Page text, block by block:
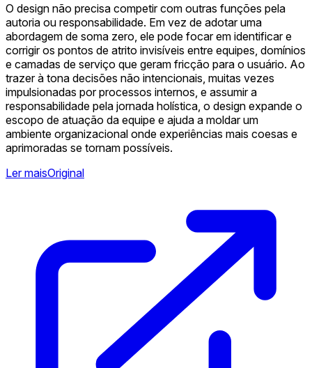
O design não precisa competir com outras funções pela
autoria ou responsabilidade. Em vez de adotar uma
abordagem de soma zero, ele pode focar em identificar e
corrigir os pontos de atrito invisíveis entre equipes, domínios
e camadas de serviço que geram fricção para o usuário. Ao
trazer à tona decisões não intencionais, muitas vezes
impulsionadas por processos internos, e assumir a
responsabilidade pela jornada holística, o design expande o
escopo de atuação da equipe e ajuda a moldar um
ambiente organizacional onde experiências mais coesas e
aprimoradas se tornam possíveis.
Ler maisOriginal